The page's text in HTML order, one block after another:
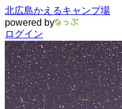
北広島かえるキャンプ場
powered by
ログイン